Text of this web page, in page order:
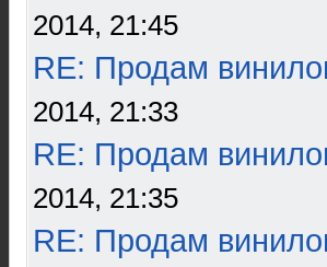
2014, 21:45
RE: Продам
2014, 21:33
RE: Продам
2014, 21:35
RE: Продам